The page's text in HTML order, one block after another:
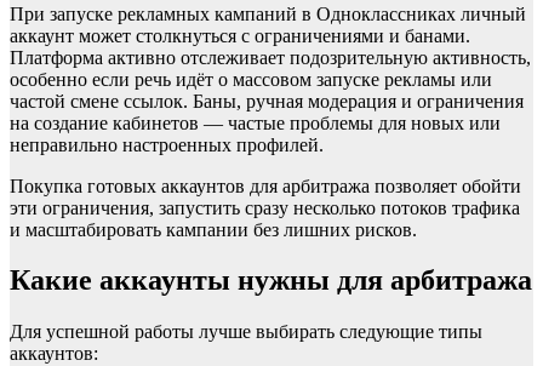
При запуске рекламных кампаний в Одноклассниках личный
аккаунт может столкнуться с ограничениями и банами.
Платформа активно отслеживает подозрительную активность,
особенно если речь идёт о массовом запуске рекламы или
частой смене ссылок. Баны, ручная модерация и ограничения
на создание кабинетов — частые проблемы для новых или
неправильно настроенных профилей.
Покупка готовых аккаунтов для арбитража позволяет обойти
эти ограничения, запустить сразу несколько потоков трафика
и масштабировать кампании без лишних рисков.
Какие аккаунты нужны для арбитража
Для успешной работы лучше выбирать следующие типы
аккаунтов: